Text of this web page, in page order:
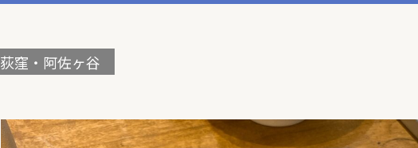
荻窪・阿佐ヶ谷